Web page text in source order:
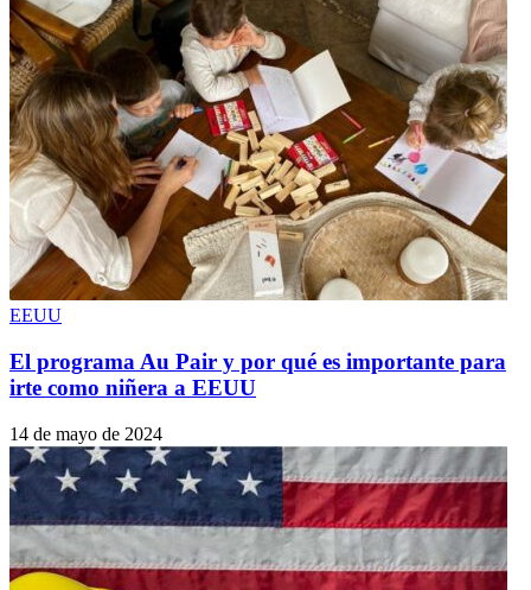
EEUU
El programa Au Pair y por qué es importante para
irte como niñera a EEUU
14 de mayo de 2024